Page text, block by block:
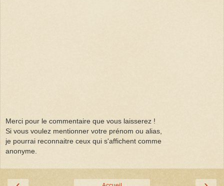
Merci pour le commentaire que vous laisserez !
Si vous voulez mentionner votre prénom ou alias,
je pourrai reconnaitre ceux qui s'affichent comme
anonyme.